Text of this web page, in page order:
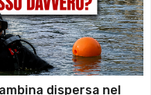
dispersa nel